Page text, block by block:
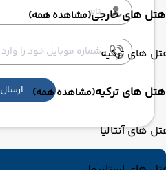
هتل های خارجی(مشاهده همه)
های ترکیه
هتل های ترکیه(مشاهده همه)
های آنتالیا
ارسال